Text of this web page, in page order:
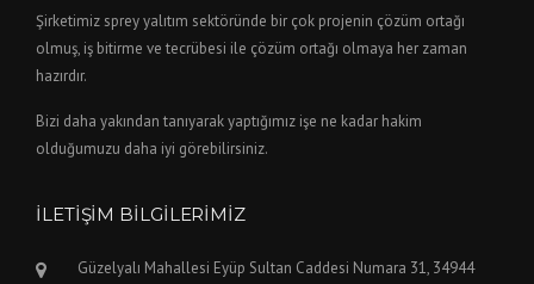
Şirketimiz sprey yalıtım sektöründe bir çok projenin çözüm ortağı
olmuş, iş bitirme ve tecrübesi ile çözüm ortağı olmaya her zaman
hazırdır.
Bizi daha yakından tanıyarak yaptığımız işe ne kadar hakim
olduğumuzu daha iyi görebilirsiniz.
İLETIŞIM BILGILERIMIZ
Güzelyalı Mahallesi Eyüp Sultan Caddesi Numara 31, 34944